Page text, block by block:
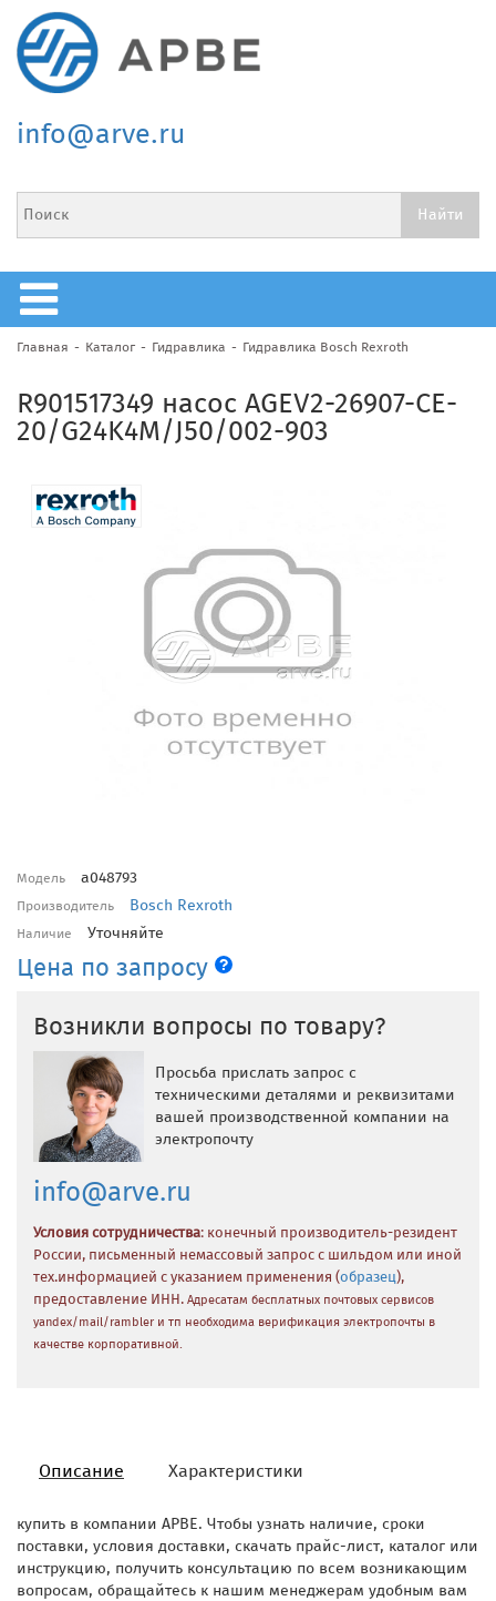
info@arve.ru
Главная Каталог Гидравлика Гидравлика Bosch Rexroth
R901517349 насос AGEV2-26907-CE-
20/G24K4M/J50/002-903
Модель a048793
Производитель Bosch Rexroth
Наличие Уточняйте
Цена по запросу
Возникли вопросы по товару?
Просьба прислать запрос с
техническими деталями и реквизитами
вашей производственной компании на
электропочту
info@arve.ru
Условия сотрудничества: конечный производитель-резидент
России, письменный немассовый запрос с шильдом или иной
тех.информацией с указанием применения (образец),
предоставление ИНН. Адресатам бесплатных почтовых сервисов
yandex/mail/rambler и тп необходима верификация электропочты в
качестве корпоративной.
Описание Характеристики
купить в компании АРВЕ. Чтобы узнать наличие, сроки
поставки, условия доставки, скачать прайс-лист, каталог или
инструкцию, получить консультацию по всем возникающим
вопросам, обращайтесь к нашим менеджерам удобным вам